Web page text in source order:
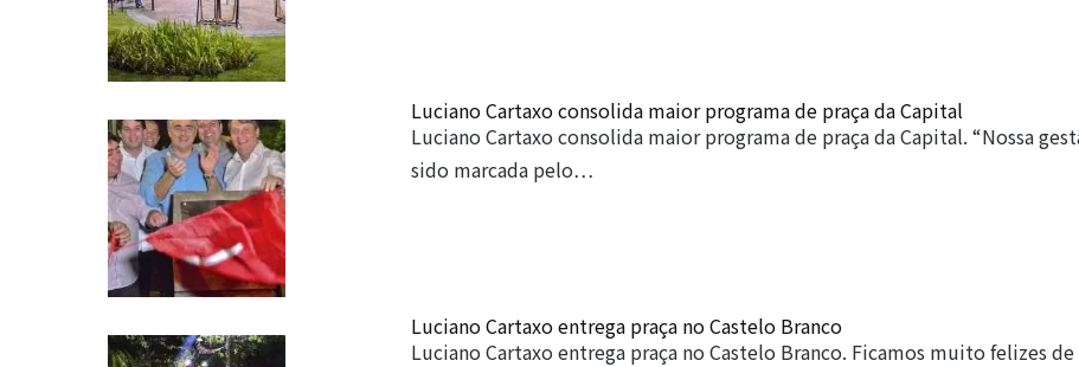
Luciano Cartaxo consolida maior programa de praça da Capital
Luciano Cartaxo consolida maior programa de praça da Capital. “Nossa
sido marcada pelo…
Luciano Cartaxo entrega praça no Castelo Branco
Luciano Cartaxo entrega praça no Castelo Branco. Ficamos muito felizes de